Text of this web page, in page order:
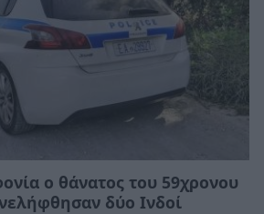
ο θάνατος του 59χρονου
δύο Ινδοί